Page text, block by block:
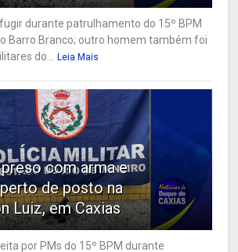
durante patrulhamento do 15º BPM
Barro Branco; outro homem também foi
do...
Leia Mais
com arma e
de posto na
Luiz, em Caxias
por PMs do 15º BPM durante